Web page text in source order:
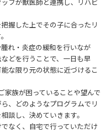
フが獣医師と連携し、リハビ
握した上でその子に合ったリ
れ・炎症の緩和を行いなが
どを行うことで、一日も早
な限り元の状態に近づけるこ
家族が困っていることや望んで
、どのようなプログラムでリ
談し、決めていきます。
なく、自宅で行っていただけ